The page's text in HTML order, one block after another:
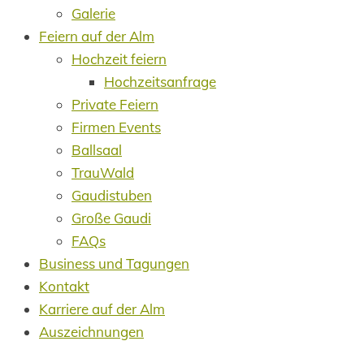
Galerie
Feiern auf der Alm
Hochzeit feiern
Hochzeitsanfrage
Private Feiern
Firmen Events
Ballsaal
TrauWald
Gaudistuben
Große Gaudi
FAQs
Business und Tagungen
Kontakt
Karriere auf der Alm
Auszeichnungen